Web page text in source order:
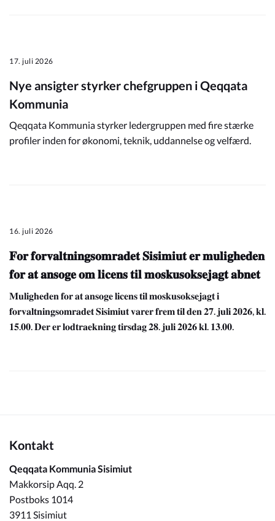
17. juli 2026
Nye ansigter styrker chefgruppen i Qeqqata
Kommunia
Qeqqata Kommunia styrker ledergruppen med fire stærke
profiler inden for økonomi, teknik, uddannelse og velfærd.
16. juli 2026
𝐅𝐨𝐫 𝐟𝐨𝐫𝐯𝐚𝐥𝐭𝐧𝐢𝐧𝐠𝐬𝐨𝐦𝐫𝐚𝐝𝐞𝐭 𝐒𝐢𝐬𝐢𝐦𝐢𝐮𝐭 𝐞𝐫 𝐦𝐮𝐥𝐢𝐠𝐡𝐞𝐝𝐞𝐧
𝐟𝐨𝐫 𝐚𝐭 𝐚𝐧𝐬𝐨𝐠𝐞 𝐨𝐦 𝐥𝐢𝐜𝐞𝐧𝐬 𝐭𝐢𝐥 𝐦𝐨𝐬𝐤𝐮𝐬𝐨𝐤𝐬𝐞𝐣𝐚𝐠𝐭 𝐚𝐛𝐧𝐞𝐭
𝐌𝐮𝐥𝐢𝐠𝐡𝐞𝐝𝐞𝐧 𝐟𝐨𝐫 𝐚𝐭 𝐚𝐧𝐬𝐨𝐠𝐞 𝐥𝐢𝐜𝐞𝐧𝐬 𝐭𝐢𝐥 𝐦𝐨𝐬𝐤𝐮𝐬𝐨𝐤𝐬𝐞𝐣𝐚𝐠𝐭 𝐢
𝐟𝐨𝐫𝐯𝐚𝐥𝐭𝐧𝐢𝐧𝐠𝐬𝐨𝐦𝐫𝐚𝐝𝐞𝐭 𝐒𝐢𝐬𝐢𝐦𝐢𝐮𝐭 𝐯𝐚𝐫𝐞𝐫 𝐟𝐫𝐞𝐦 𝐭𝐢𝐥 𝐝𝐞𝐧 𝟐𝟕. 𝐣𝐮𝐥𝐢 𝟐𝟎𝟐𝟔, 𝐤𝐥.
𝟏𝟓.𝟎𝟎. 𝐃𝐞𝐫 𝐞𝐫 𝐥𝐨𝐝𝐭𝐫𝐚𝐞𝐤𝐧𝐢𝐧𝐠 𝐭𝐢𝐫𝐬𝐝𝐚𝐠 𝟐𝟖. 𝐣𝐮𝐥𝐢 𝟐𝟎𝟐𝟔 𝐤𝐥. 𝟏𝟑.𝟎𝟎.
Kontakt
Qeqqata Kommunia Sisimiut
Makkorsip Aqq. 2
Postboks 1014
3911 Sisimiut